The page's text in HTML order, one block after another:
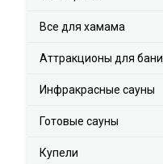
Все для хамама
Аттракционы для бани
Инфракрасные сауны
Готовые сауны
Купели